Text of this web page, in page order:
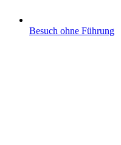
Besuch ohne Führung